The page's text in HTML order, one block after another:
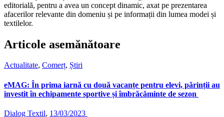
editorială, pentru a avea un concept dinamic, axat pe prezentarea
afacerilor relevante din domeniu și pe informații din lumea modei și
textilelor.
Articole asemănătoare
Actualitate, Comerț, Știri
eMAG: În prima iarnă cu două vacanțe pentru elevi, părinții au
investit în echipamente sportive și îmbrăcăminte de sezon
Dialog Textil, 13/03/2023